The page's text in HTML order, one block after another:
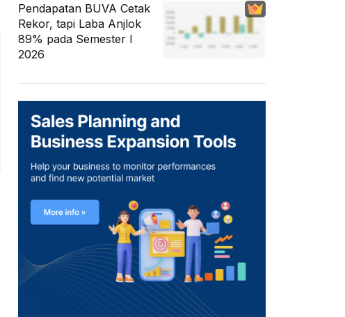
Pendapatan BUVA Cetak
Rekor, tapi Laba Anjlok
89% pada Semester I
2026